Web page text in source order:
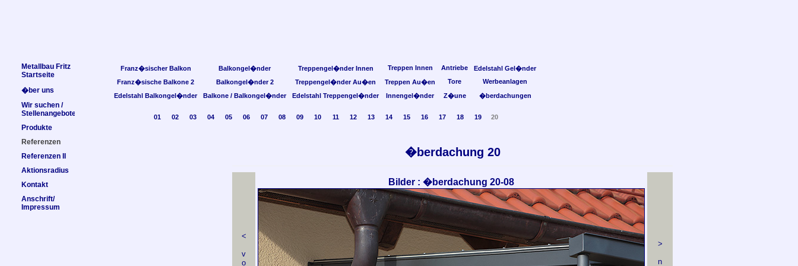
�berdachung 20
<
v
o
Bilder : �berdachung 20-08
>
n
Franz�sischer Balkon Balkongel�nder Treppengel�nder Innen Treppen Innen Antriebe
Edelstahl Gel�nder
Franz�sische Balkone 2
Balkongel�nder 2 Treppengel�nder Au�en Treppen Au�en Tore
Werbeanlagen
Edelstahl Balkongel�nder
Balkone / Balkongel�nder Edelstahl Treppengel�nder Innengel�nder Z�une �berdachungen
01 02 03 04 05 06 07 08 09 10 11 12 13 14 15 16 17 18 19 20
Metallbau Fritz
Startseite
�ber uns
Wir suchen /
Stellenangebote
Produkte
Referenzen
Referenzen II
Aktionsradius
Kontakt
Anschrift/
Impressum